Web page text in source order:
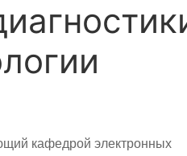
кафедрой электронных